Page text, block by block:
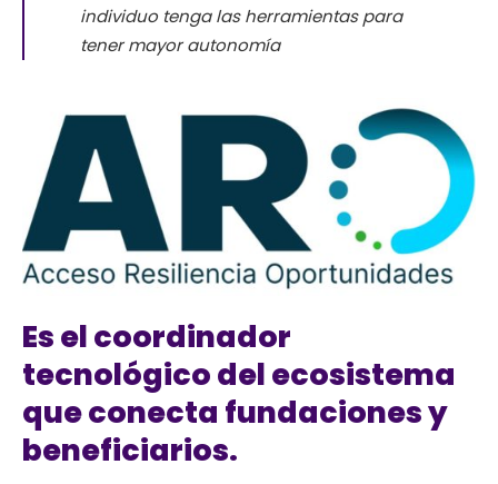
individuo tenga las herramientas para
tener mayor autonomía
Es el coordinador
tecnológico del ecosistema
que conecta fundaciones y
beneficiarios.